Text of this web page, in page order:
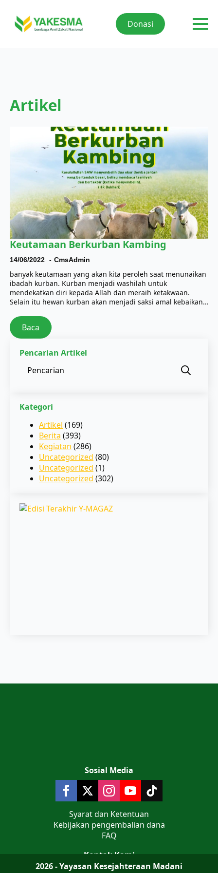
Donasi
Artikel
Keutamaan Berkurban Kambing
14/06/2022 CmsAdmin
banyak keutamaan yang akan kita peroleh saat menunaikan
ibadah kurban. Kurban menjadi washilah untuk
mendekatkan diri kepada Allah dan meraih ketakwaan.
Selain itu hewan kurban akan menjadi saksi amal kebaikan…
Baca
Pencarian Artikel
Kategori
Artikel (169)
Berita (393)
Kegiatan (286)
Uncategorized (80)
Uncategorized (1)
Uncategorized (302)
Kontak Kami
Jalan Teluk Jakarta No 9 Komplek AL
Sosial Media
Syarat dan Ketentuan
Kebijakan pengembalian dana
FAQ
2026 - Yayasan Kesejahteraan Madani